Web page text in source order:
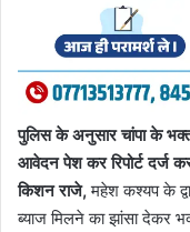
पुलिस के अनुसार चांपा के
आवेदन पेश कर रिपोर्ट दर्ज
किशन राजे, महेश कश्यप के
ब्याज मिलने का झांसा देकर